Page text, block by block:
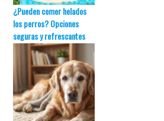
¿Pueden comer helados
los perros? Opciones
seguras y refrescantes